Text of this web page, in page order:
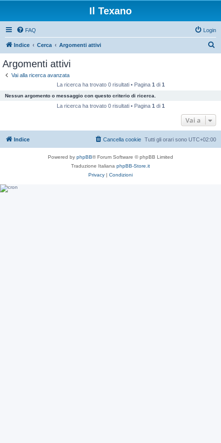
Il Texano
FAQ Login
Indice Cerca Argomenti attivi
Argomenti attivi
Vai alla ricerca avanzata
La ricerca ha trovato 0 risultati • Pagina 1 di 1
Nessun argomento o messaggio con questo criterio di ricerca.
La ricerca ha trovato 0 risultati • Pagina 1 di 1
Vai a
Indice Tutti gli orari sono UTC+02:00
Cancella cookie
Powered by phpBB® Forum Software © phpBB Limited
Traduzione Italiana phpBB-Store.it
Privacy | Condizioni